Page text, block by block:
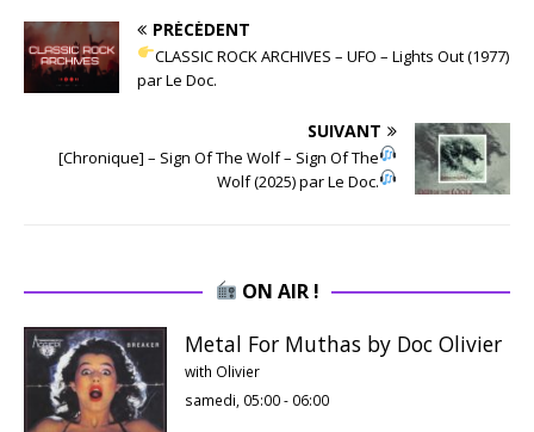
PRÉCÉDENT
CLASSIC ROCK ARCHIVES – UFO – Lights Out (1977)
par Le Doc.
SUIVANT
[Chronique] – Sign Of The Wolf – Sign Of The
Wolf (2025) par Le Doc.
ON AIR !
Metal For Muthas by Doc Olivier
with Olivier
samedi, 05:00- 06:00